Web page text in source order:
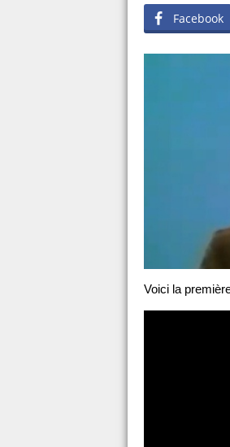
Facebook
Voici la